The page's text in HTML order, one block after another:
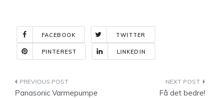
FACEBOOK TWITTER
PINTEREST LINKEDIN
Indlægsnavigation
Panasonic Varmepumpe
Få det bedre!